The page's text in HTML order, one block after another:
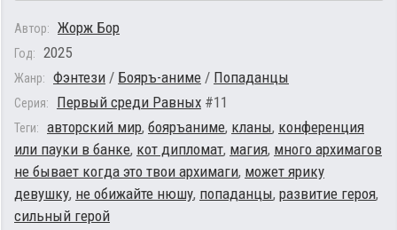
Автор: Жорж Бор
Год: 2025
Жанр: Фэнтези / Бояръ-аниме / Попаданцы
Серия: Первый среди Равных #11
Теги: авторский мир, бояръаниме, кланы, конференция
или пауки в банке, кот дипломат, магия, много архимагов
не бывает когда это твои архимаги, может ярику
девушку, не обижайте нюшу, попаданцы, развитие героя,
сильный герой